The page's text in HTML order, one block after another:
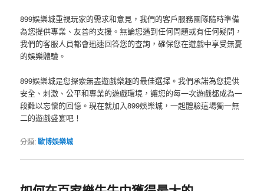
899娛樂城重視玩家的需求和意見，我們的客戶服務團隊隨時準備
為您提供專業、友善的支援。無論您遇到任何問題或有任何疑問，
我們的客服人員都會迅速回答您的查詢，確保您在遊戲中享受無憂
的娛樂體驗。
899娛樂城是您探索無盡遊戲樂趣的最佳選擇。我們承諾為您提供
安全、刺激、公平和專業的遊戲環境，讓您的每一次遊戲都成為一
段難以忘懷的回憶。現在就加入899娛樂城，一起體驗這場獨一無
二的遊戲盛宴吧！
分類:歐博娛樂城